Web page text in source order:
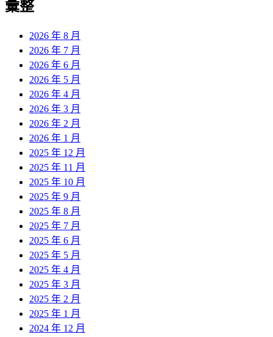
彙整
2026 年 8 月
2026 年 7 月
2026 年 6 月
2026 年 5 月
2026 年 4 月
2026 年 3 月
2026 年 2 月
2026 年 1 月
2025 年 12 月
2025 年 11 月
2025 年 10 月
2025 年 9 月
2025 年 8 月
2025 年 7 月
2025 年 6 月
2025 年 5 月
2025 年 4 月
2025 年 3 月
2025 年 2 月
2025 年 1 月
2024 年 12 月